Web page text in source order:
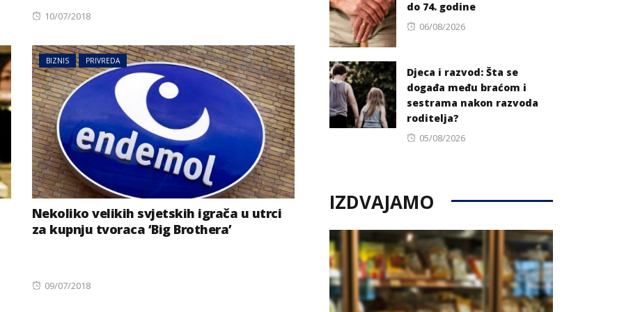
Posted
10/07/2018
BIZNIS PRIVREDA
Nekoliko velikih svjetskih igrača u utrci
za kupnju tvoraca ‘Big Brothera’
Posted
09/07/2018
do 74. godine
Posted
06/08/2026
Djeca i razvod: Šta se
događa među braćom i
sestrama nakon razvoda
roditelja?
Posted
05/08/2026
IZDVAJAMO